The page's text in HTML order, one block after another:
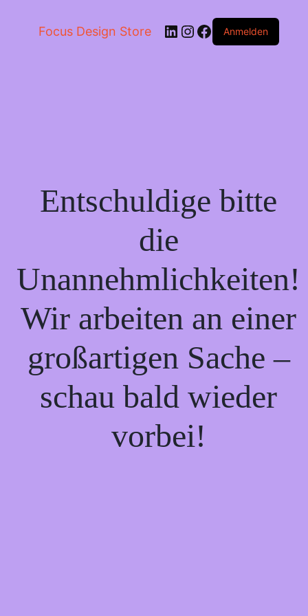
Focus Design Store LinkedIn
Instagram
Facebook
Anmelden
Entschuldige bitte
die
Unannehmlichkeiten!
Wir arbeiten an einer
großartigen Sache –
schau bald wieder
vorbei!